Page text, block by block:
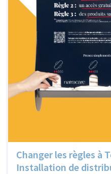
Changer les règles à
Installation de